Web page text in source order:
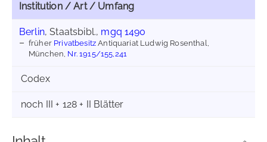
Institution / Art / Umfang
Berlin, Staatsbibl., mgq 1490
früher PrivatbesitzAntiquariat Ludwig Rosenthal,
München, Nr. 1915/155,241
Codex
noch III + 128 + II Blätter